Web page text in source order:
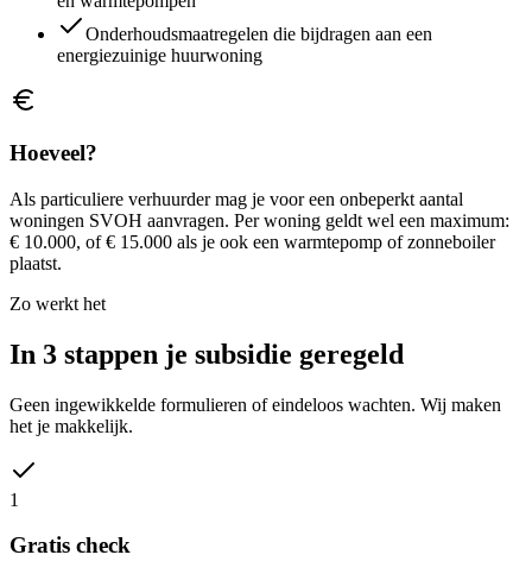
Onderhoudsmaatregelen die bijdragen aan een
energiezuinige huurwoning
Hoeveel?
Als particuliere verhuurder mag je voor een onbeperkt aantal
woningen SVOH aanvragen. Per woning geldt wel een maximum:
€ 10.000, of € 15.000 als je ook een warmtepomp of zonneboiler
plaatst.
Zo werkt het
In 3 stappen je subsidie geregeld
Geen ingewikkelde formulieren of eindeloos wachten. Wij maken
het je makkelijk.
1
Gratis check